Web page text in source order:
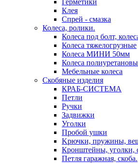
Герметики
Клея
Спрей - смазка
Колеса, ролики.
Колеса под болт,
Колеса тяжелогрузные
Колеса МИНИ 50мм
Колеса
Мебельные колеса
Скобяные изделия
КРАБ-СИСТЕМА
Петли
Ручки
Задвижки
Уголки
Пробой ушки
Kрючки, пружины,
Кронштейны, уголки,
Петля гаражная, скоба.